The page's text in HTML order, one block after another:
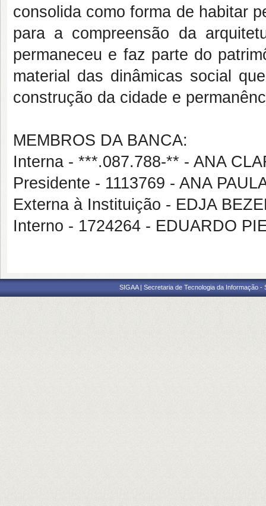
consolida como forma de habitar
para a compreensão da
permaneceu e faz parte do
material das dinâmicas social
construção da cidade e
MEMBROS DA BANCA:
Interna - ***.087.788-** - ANA
Presidente - 1113769 - ANA
Externa à Instituição - EDJA
Interno - 1724264 - EDUARDO
SIGAA | Secretaria de Tecnologia da Informação